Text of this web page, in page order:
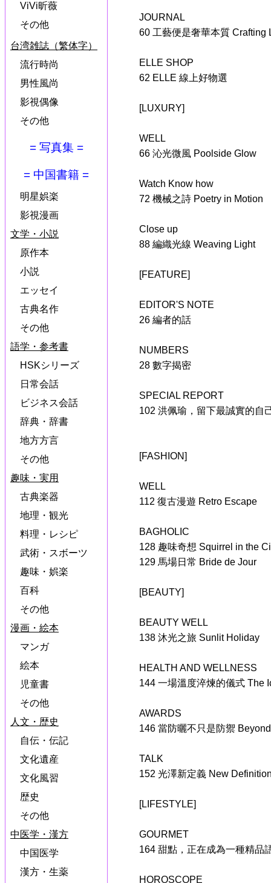
ViVi昕薇
その他
台湾雑誌（繁体字）
流行時尚
男性風尚
影視偶像
その他
= 写真集 =
= 中国書籍 =
明星娯楽
影視漫画
文学・小説
原作本
小説
エッセイ
古典名作
その他
語学・参考書
HSKシリーズ
日常会話
ビジネス会話
辞典・辞書
地方方言
その他
趣味・実用
古典楽器
地理・観光
料理・レシピ
武術・スボーツ
趣味・娯楽
百科
その他
漫画・絵本
マンガ
絵本
児童書
その他
人文・歴史
自伝・伝記
文化遺産
文化風習
歴史
その他
中医学・漢方
中国医学
漢方・生薬
JOURNAL
60 工藝便是奢華本質 Crafting
ELLE SHOP
62 ELLE 線上好物選
[LUXURY]
WELL
66 沁光微風 Poolside Glow
Watch Know how
72 機械之詩 Poetry in Motion
Close up
88 編織光線 Weaving Light
[FEATURE]
EDITOR'S NOTE
26 編者的話
NUMBERS
28 數字揭密
SPECIAL REPORT
102 洪佩瑜，留下最誠實的自
[FASHION]
WELL
112 復古漫遊 Retro Escape
BAGHOLIC
128 趣味奇想 Squirrel in the
129 馬場日常 Bride de Jour
[BEAUTY]
BEAUTY WELL
138 沐光之旅 Sunlit Holiday
HEALTH AND WELLNESS
144 一場溫度淬煉的儀式 The
AWARDS
146 當防曬不只是防禦
TALK
152 光澤新定義 New
[LIFESTYLE]
GOURMET
164 甜點，正在成為一種精品
HOROSCOPE